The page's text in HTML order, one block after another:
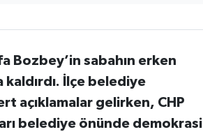
Bozbey’in sabahın erken
İlçe belediye
açıklamalar gelirken, CHP
belediye önünde demokrasi